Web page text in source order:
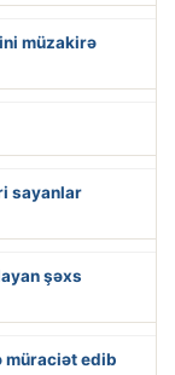
müzakirə
sayanlar
şəxs
müraciət edib